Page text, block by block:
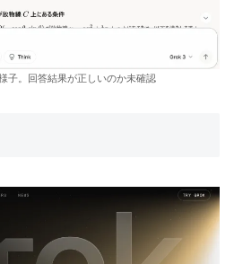
子。回答結果が正しいのか未確認